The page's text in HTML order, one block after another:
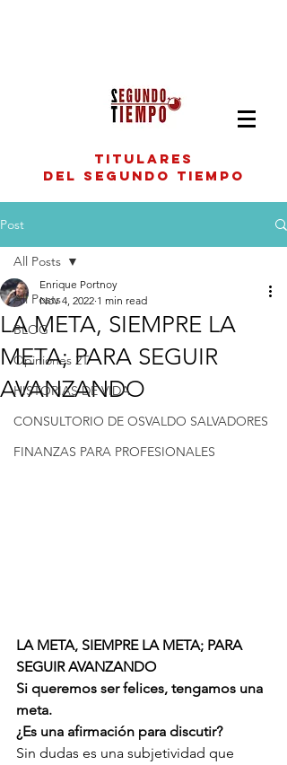
titulares
del segundo tiempo
Post
All Posts
BLOG
Opiniones 2T
HISTORIAS DE VIDA
CONSULTORIO DE OSVALDO SALVADORES
FINANZAS PARA PROFESIONALES
All Posts
LA META, SIEMPRE LA
META; PARA SEGUIR
AVANZANDO
Enrique Portnoy
Nov 4, 2022 1 min read
LA META, SIEMPRE LA META; PARA
SEGUIR AVANZANDO
Si queremos ser felices, tengamos una
meta.
¿Es una afirmación para discutir?
Sin dudas es una subjetividad que